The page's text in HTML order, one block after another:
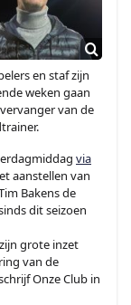
en staf zijn
weken gaan
van de
via
aanstellen van
Bakens de
dit seizoen
grote inzet
van de
Onze Club in